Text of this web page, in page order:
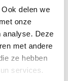
delen we
onze
analyse. Deze
met andere
ze hebben
services.